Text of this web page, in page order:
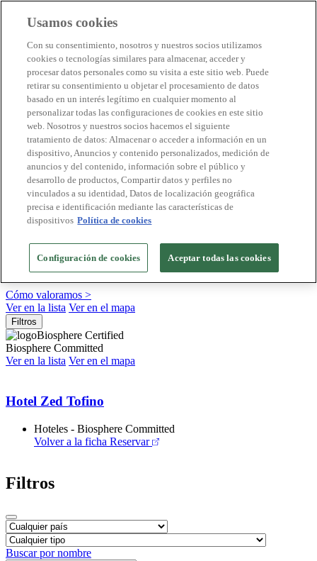
Empresas Biosphere
Cómo valoramos
Quienes somos
ES
English
Português
Français
Català
Deutsch
Türkçe
Construimos modelos sostenibles y certificamos las
buenas prácticas
+20 años promoviendo la cultura de la sostenibilidad, bajo los
principios y objetivos de Naciones Unidas
Cómo valoramos >
Ver en la lista Ver en el mapa
Filtros
Biosphere Certified
Biosphere Committed
Ver en la lista Ver en el mapa
Hotel Zed Tofino
Hoteles - Biosphere Committed
Volver a la ficha Reservar
Filtros
Buscar por nombre
Usamos cookies
Con su consentimiento, nosotros y nuestros socios utilizamos
cookies o tecnologías similares para almacenar, acceder y
procesar datos personales como su visita a este sitio web. Puede
retirar su consentimiento u objetar el procesamiento de datos
basado en un interés legítimo en cualquier momento al
personalizar todas las configuraciones de cookies en este sitio
web. Nosotros y nuestros socios hacemos el siguiente
tratamiento de datos: Almacenar o acceder a información en un
dispositivo, Anuncios y contenido personalizados, medición de
anuncios y del contenido, información sobre el público y
desarrollo de productos, Compartir datos y perfiles no
vinculados a su identidad, Datos de localización geográfica
precisa e identificación mediante las características de
dispositivos Política de cookies
Configuración de cookies Aceptar todas las cookies